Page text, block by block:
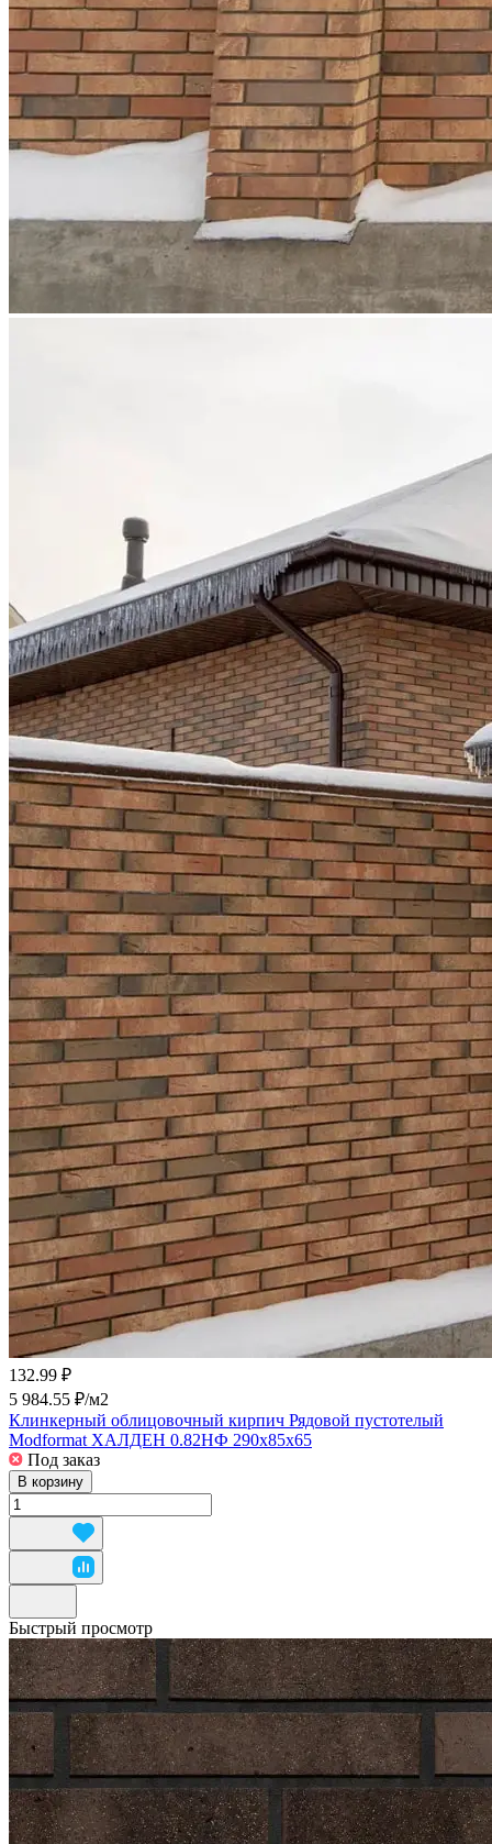
132.99 ₽
5 984.55 ₽/м2
Клинкерный облицовочный кирпич Рядовой пустотелый
Modformat ХАЛДЕН 0.82НФ 290x85x65
Под заказ
В корзину
Быстрый просмотр